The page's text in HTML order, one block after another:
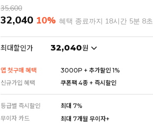
35,600
32,040 10% 혜택 종료까지 18시간 5분 4초
최대할인가 32,040원
앱 첫구매 혜택 3000P + 추가할인 1%
신규가입 혜택
쿠폰팩 4종 + 즉시할인
등급별 즉시할인
최대 7%
무이자 카드
최대 7개월 무이자+